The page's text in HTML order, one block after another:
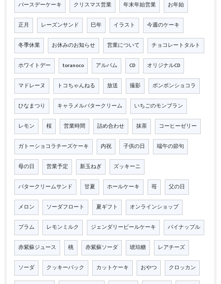
バースデーケーキ クリスマス営業 年末年始営業 お年始
正月 レーズンサンド 巳年 イラスト 今週のケーキ
冬季休業 お休みのお知らせ 営業について チョコレートタルト
ホワイトデー toranoco アルバム CD オリジナルCD
マドレーヌ トコちゃんねる 放送 撮影 ボンボンショコラ
ひなまつり キャラメルバタークリーム いちごのモンブラン
レモン 桜 営業時間 詰め合わせ 抹茶 コーヒーゼリー
ガトーショコラチーズケーキ 内祝 子供の日 端午の節句
母の日 営業予定 新玉ねぎ ズッキーニ
バタークリームサンド 甘夏 ホールケーキ 苺 父の日
メロン ソーダフロート 夏ギフト オンラインショップ
プラム レモンミルク ジェンダリービールケーキ パイナップル
赤紫蘇ジュース 桃 赤紫蘇ソーダ 琥珀糖 レアチーズ
ソーダ クッキーパック カットケーキ おやつ クロッカン